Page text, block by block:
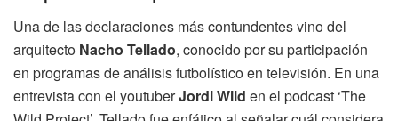
Una de las declaraciones más contundentes vino del
arquitecto Nacho Tellado, conocido por su participación
en programas de análisis futbolístico en televisión. En una
entrevista con el youtuberJordi Wild en el podcast ‘The